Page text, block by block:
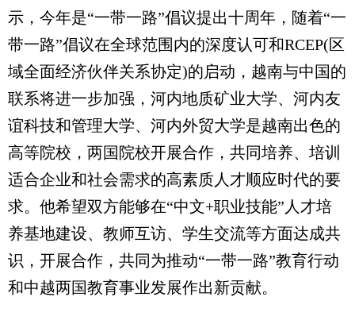
示，今年是“一带一路”倡议提出十周年，随着“一
带一路”倡议在全球范围内的深度认可和RCEP(区
域全面经济伙伴关系协定)的启动，越南与中国的
联系将进一步加强，河内地质矿业大学、河内友
谊科技和管理大学、河内外贸大学是越南出色的
高等院校，两国院校开展合作，共同培养、培训
适合企业和社会需求的高素质人才顺应时代的要
求。他希望双方能够在“中文+职业技能”人才培
养基地建设、教师互访、学生交流等方面达成共
识，开展合作，共同为推动“一带一路”教育行动
和中越两国教育事业发展作出新贡献。